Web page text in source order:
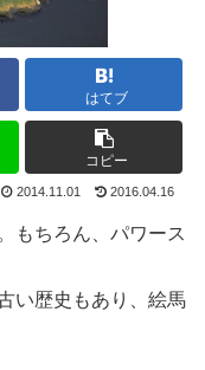
はてブ
コピー
2014.11.01 2016.04.16
もちろん、パワース
い歴史もあり、絵馬